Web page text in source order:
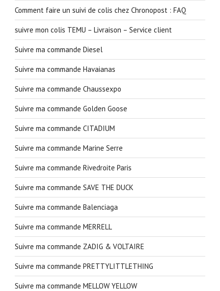
Comment faire un suivi de colis chez Chronopost : FAQ
suivre mon colis TEMU – Livraison – Service client
Suivre ma commande Diesel
Suivre ma commande Havaianas
Suivre ma commande Chaussexpo
Suivre ma commande Golden Goose
Suivre ma commande CITADIUM
Suivre ma commande Marine Serre
Suivre ma commande Rivedroite Paris
Suivre ma commande SAVE THE DUCK
Suivre ma commande Balenciaga
Suivre ma commande MERRELL
Suivre ma commande ZADIG & VOLTAIRE
Suivre ma commande PRETTYLITTLETHING
Suivre ma commande MELLOW YELLOW